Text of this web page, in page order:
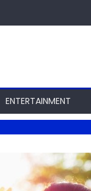
ENTERTAINMENT